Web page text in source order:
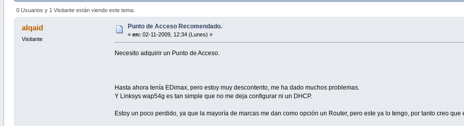
0 Usuarios y 1 Visitante están viendo este tema.
alqaid
Visitante
Punto de Acceso Recomendado.
« en: 02-11-2009, 12:34 (Lunes) »
Necesito adquirir un Punto de Acceso.
Hasta ahora tenía EDimax, pero estoy muy descontento, me ha dado muchos problemas.
Y Linksys wap54g es tan simple que no me deja configurar ni un DHCP.
Estoy un poco perdido, ya que la mayoría de marcas me dan como opción un Router, pero este ya lo tengo, por tanto creo